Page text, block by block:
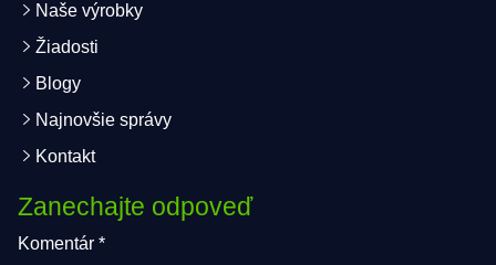
Naše výrobky
Žiadosti
Blogy
Najnovšie správy
Kontakt
Zanechajte odpoveď
Komentár *